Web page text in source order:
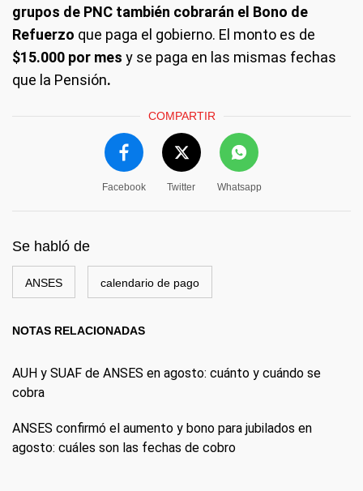
grupos de PNC también cobrarán el Bono de
Refuerzo que paga el gobierno. El monto es de
$15.000 por mes y se paga en las mismas fechas
que la Pensión.
COMPARTIR
Facebook Twitter Whatsapp
Se habló de
ANSES calendario de pago
NOTAS RELACIONADAS
AUH y SUAF de ANSES en agosto: cuánto y cuándo se
cobra
ANSES confirmó el aumento y bono para jubilados en
agosto: cuáles son las fechas de cobro